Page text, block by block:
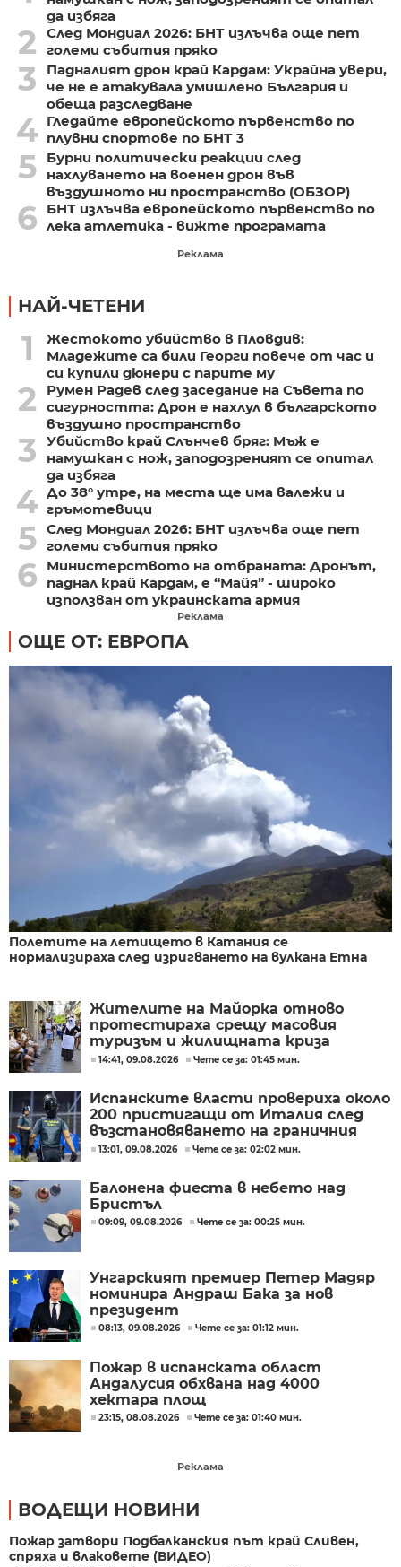
да избяга
2
След Мондиал 2026: БНТ излъчва още пет
големи събития пряко
3
Падналият дрон край Кардам: Украйна увери,
че не е атакувала умишлено България и
обеща разследване
4 Гледайте европейското първенство по
плувни спортове по БНТ 3
5
Бурни политически реакции след
нахлуването на военен дрон във
въздушното ни пространство (ОБЗОР)
6
БНТ излъчва европейското първенство по
лека атлетика - вижте програмата
Реклама
НАЙ-ЧЕТЕНИ
1
Жестокото убийство в Пловдив:
Младежите са били Георги повече от час и
си купили дюнери с парите му
2
Румен Радев след заседание на Съвета по
сигурността: Дрон е нахлул в българското
въздушно пространство
3
Убийство край Слънчев бряг: Мъж е
намушкан с нож, заподозреният се опитал
да избяга
4 До 38° утре, на места ще има валежи и
гръмотевици
5 След Мондиал 2026: БНТ излъчва още пет
големи събития пряко
6
Министерството на отбраната: Дронът,
паднал край Кардам, е “Майя” - широко
използван от украинската армия
Реклама
ОЩЕ ОТ: ЕВРОПА
Полетите на летището в Катания се
нормализираха след изригването на вулкана Етна
Жителите на Майорка отново
протестираха срещу масовия
туризъм и жилищната криза
(СНИМКИ)
14:41, 09.08.2026 Чете се за: 01:45 мин.
Испанските власти провериха около
200 пристигащи от Италия след
възстановяването на граничния
контрол
13:01, 09.08.2026 Чете се за: 02:02 мин.
Балонена фиеста в небето над
Бристъл
09:09, 09.08.2026 Чете се за: 00:25 мин.
Унгарският премиер Петер Мадяр
номинира Андраш Бака за нов
президент
08:13, 09.08.2026 Чете се за: 01:12 мин.
Пожар в испанската област
Андалусия обхвана над 4000
хектара площ
23:15, 08.08.2026 Чете се за: 01:40 мин.
Реклама
ВОДЕЩИ НОВИНИ
Пожар затвори Подбалканския път край Сливен,
спряха и влаковете (ВИДЕО)